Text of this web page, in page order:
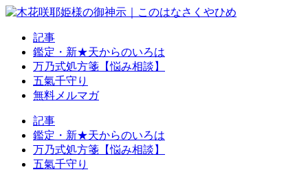
記事
鑑定・新★天からのいろは
万乃式処方箋【悩み相談】
五氣千守り
無料メルマガ
記事
鑑定・新★天からのいろは
万乃式処方箋【悩み相談】
五氣千守り